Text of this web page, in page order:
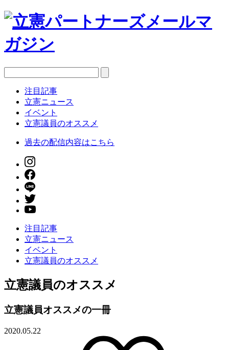
注目記事
立憲ニュース
イベント
立憲議員のオススメ
過去の配信内容はこちら
注目記事
立憲ニュース
イベント
立憲議員のオススメ
立憲議員のオススメ
立憲議員オススメの一冊
2020.05.22